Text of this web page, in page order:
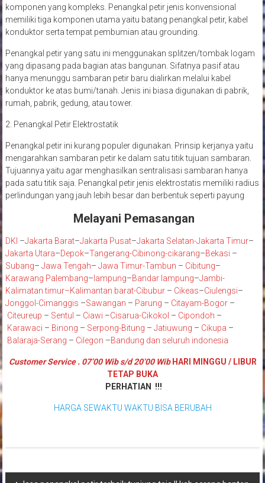
komponen yang kompleks. Penangkal petir jenis konvensional
memiliki tiga komponen utama yaitu batang penangkal petir, kabel
konduktor serta tempat pembumian atau grounding.
Penangkal petir yang satu ini menggunakan splitzen/tombak logam
yang dipasang pada bagian atas bangunan. Sifatnya pasif atau
hanya menunggu sambaran petir baru dialirkan melalui kabel
konduktor ke atas bumi/tanah. Jenis ini biasa digunakan di pabrik,
rumah, pabrik, gedung, atau tower.
2. Penangkal Petir Elektrostatik
Penangkal petir ini kurang populer digunakan. Prinsip kerjanya yaitu
mengarahkan sambaran petir ke dalam satu titik tujuan sambaran.
Tujuannya yaitu agar menghasilkan sentralisasi sambaran hanya
pada satu titik saja. Penangkal petir jenis elektrostatis memiliki radius
perlindungan yang jauh lebih besar dan berbentuk seperti payung
Melayani Pemasangan
DKI –Jakarta Barat–Jakarta Pusat–Jakarta Selatan-Jakarta Timur–
Jakarta Utara–Depok–Tangerang-Cibinong-cikarang–Bekasi –
Subang– Jawa Tengah– Jawa Timur-Tambun – Cibitung–
Karawang Palembang– lampung–Bandar lampung–Jambi-
Kalimatan timur–Kalimantan barat-Cibubur– Cikeas–Ciulengsi–
Jonggol -Cimanggis –Sawangan – Parung – Citayam-Bogor–
Citeureup – Sentul – Ciawi –Cisarua-Cikokol – Cipondoh –
Karawaci – Binong – Serpong-Bitung – Jatiuwung – Cikupa –
Balaraja-Serang – Cilegon –Bandung dan seluruh indonesia
Customer Service . 07’00 Wib s/d 20’00 WibHARI MINGGU / LIBUR
TETAP BUKA
PERHATIAN !!!
HARGA SEWAKTU WAKTU BISA BERUBAH